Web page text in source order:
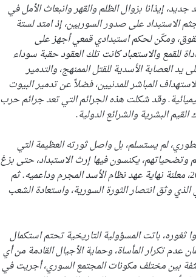
إيذانا بزوال الظلم والقهر وانبعاث الأمل في
الاستبداد على صدور السوريين، إذ امتد لستة
ومكّن لحكم استبدادي قمعي أجهز على
للقمع والاستعباد كانت تلك العقود حقبة سوداء
العصابة الأسدية للقتل الممنهج، والتدمير
المباشر للمدنيين، فضلاً عن تدمير البيوت
وقد شكلت هذه الجرائم التي تعد جرائم حرب
البشرية والشرائع الدولية.
لم يستسلم، بل واصل ثورته العظيمة التي
وتضحياتهم، يكنسون فيها إرث الاستبداد، حتى بزغ
فجر جديد، وسطعت شمس التحرير على دمشق في 8 ديسمبر 2024، معلنة نهاية عهد نظام الأسد المجرم وداعميه. ثم
وثق انتصار الثورة السورية، واستعادة الشعب
ثغوره، باتت المسؤولية التاريخية تحتم استكمال
تكرار المأساة، وحماية الأجيال القادمة من أي
بين مختلف مكونات المجتمع السوري، أجريت في